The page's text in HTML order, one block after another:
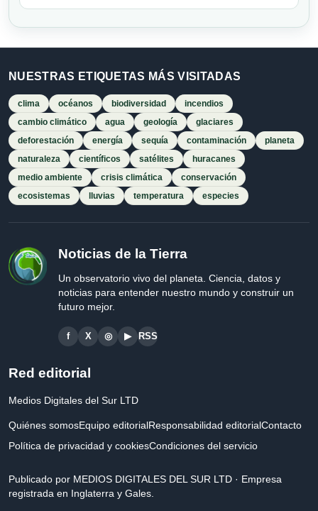
NUESTRAS ETIQUETAS MÁS VISITADAS
clima océanos biodiversidad
incendios
cambio climático
agua geología
glaciares
deforestación
energía sequía contaminación
planeta
naturaleza
científicos satélites
huracanes
medio ambiente
crisis climática
conservación
ecosistemas
lluvias temperatura especies
Noticias de la Tierra
Un observatorio vivo del planeta. Ciencia, datos y
noticias para entender nuestro mundo y construir un
futuro mejor.
f X ◎ ▶ RSS
Red editorial
Medios Digitales del Sur LTD
Quiénes somosEquipo editorialResponsabilidad editorialContacto
Política de privacidad y cookiesCondiciones del servicio
Publicado por MEDIOS DIGITALES DEL SUR LTD · Empresa
registrada en Inglaterra y Gales.